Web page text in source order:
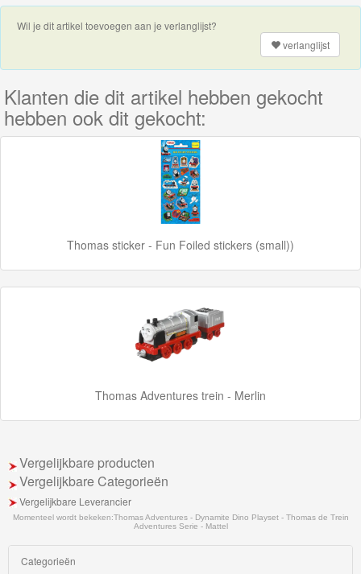
Thomas
de
Trein
Accessoires
Houten
Speelgoed
Chuggington
Wheels
Majorette
autos
Siku
Wil je dit artikel toevoegen aan je verlanglijst?
verlanglijst
Klanten die dit artikel hebben gekocht
hebben ook dit gekocht:
Thomas sticker - Fun Foiled stickers (small))
Thomas Adventures trein - Merlin
Vergelijkbare producten
Vergelijkbare Categorieën
Vergelijkbare Leverancier
Momenteel wordt bekeken:Thomas Adventures - Dynamite Dino Playset - Thomas de Trein
Adventures Serie - Mattel
Categorieën